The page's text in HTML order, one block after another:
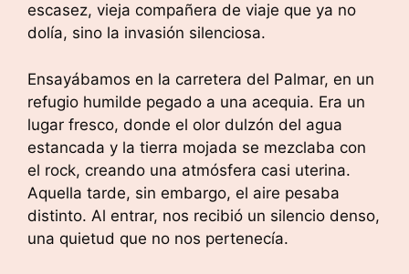
escasez, vieja compañera de viaje que ya no
dolía, sino la invasión silenciosa.
Ensayábamos en la carretera del Palmar, en un
refugio humilde pegado a una acequia. Era un
lugar fresco, donde el olor dulzón del agua
estancada y la tierra mojada se mezclaba con
el rock, creando una atmósfera casi uterina.
Aquella tarde, sin embargo, el aire pesaba
distinto. Al entrar, nos recibió un silencio denso,
una quietud que no nos pertenecía.